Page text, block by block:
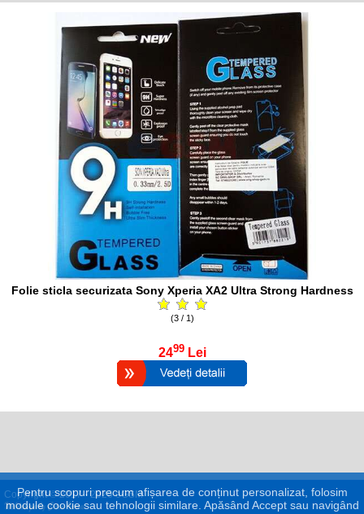
Folie sticla securizata Sony Xperia XA2 Ultra Strong Hardness
(3 / 1)
2499 Lei
Copyright © 2017 - 2026 eGSM
Pentru scopuri precum afișarea de conținut personalizat, folosim
module cookie sau tehnologii similare. Apăsând Accept sau navigând